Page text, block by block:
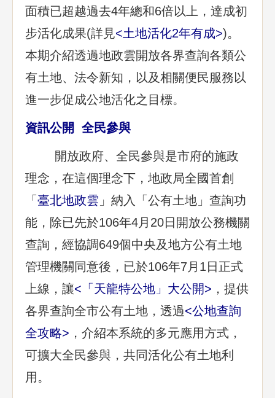
面積已超越過去4年總和6倍以上，達成初
步活化成果(詳見<土地活化2年有成>)。
本期介紹透過地政雲開放各界查詢各類公
有土地、法令新知，以及相關便民服務以
進一步促成公地活化之目標。
資訊公開 全民參與
開放政府、全民參與是市府的施政
理念，在這個理念下，地政局全國首創
「 臺北地政雲 」納入「公有土地」查詢功
能，除已先於106年4月20日開放公務機關
查詢，經協調649個中央及地方公有土地
管理機關同意後，已於106年7月1日正式
上線，讓< 「天龍特公地」大公開> ，提供
各界查詢全市公有土地，透過<公地查詢
全攻略> ，介紹本系統的多元應用方式，
可擴大全民參與，共同活化公有土地利
用。